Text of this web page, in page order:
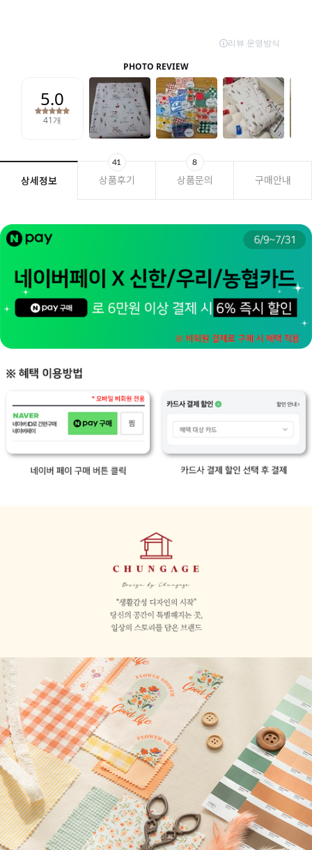
상세정보 상품후기
41
상품문의
8
구매안내